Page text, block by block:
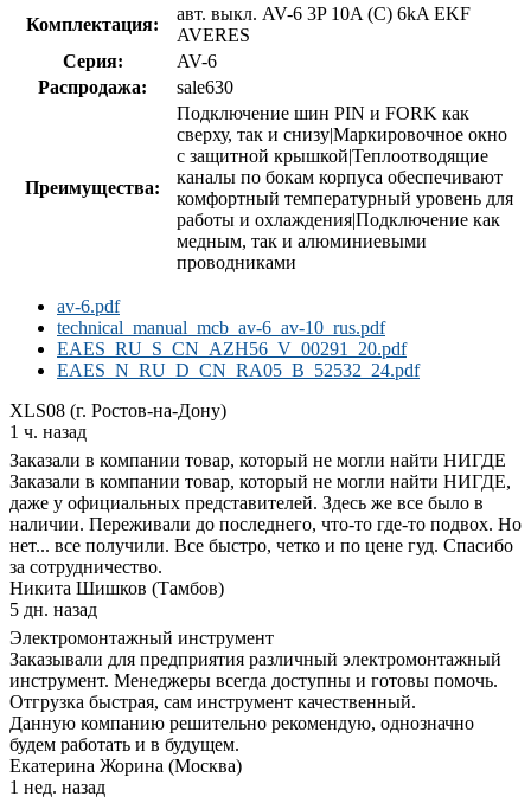
Комплектация:
авт. выкл. AV-6 3P 10A (C) 6kA EKF
AVERES
Серия:
AV-6
Распродажа:
sale630
Преимущества:
Подключение шин PIN и FORK как
сверху, так и снизу|Маркировочное окно
с защитной крышкой|Теплоотводящие
каналы по бокам корпуса обеспечивают
комфортный температурный уровень для
работы и охлаждения|Подключение как
медным, так и алюминиевыми
проводниками
av-6.pdf
technical_manual_mcb_av-6_av-10_rus.pdf
EAES_RU_S_CN_AZH56_V_00291_20.pdf
EAES_N_RU_D_CN_RA05_B_52532_24.pdf
XLS08 (г. Ростов-на-Дону)
1 ч. назад
Заказали в компании товар, который не могли найти НИГДЕ
Заказали в компании товар, который не могли найти НИГДЕ,
даже у официальных представителей. Здесь же все было в
наличии. Переживали до последнего, что-то где-то подвох. Но
нет... все получили. Все быстро, четко и по цене гуд. Спасибо
за сотрудничество.
Никита Шишков (Тамбов)
5 дн. назад
Электромонтажный инструмент
Заказывали для предприятия различный электромонтажный
инструмент. Менеджеры всегда доступны и готовы помочь.
Отгрузка быстрая, сам инструмент качественный.
Данную компанию решительно рекомендую, однозначно
будем работать и в будущем.
Екатерина Жорина (Москва)
1 нед. назад